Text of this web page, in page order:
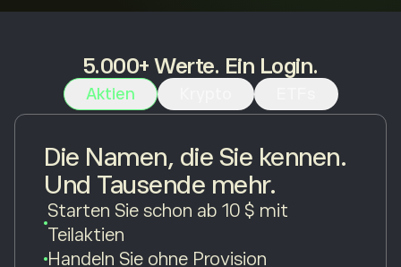
5.000+ Werte. Ein Login.
Aktien
Die Namen, die Sie kennen.
Und Tausende mehr.
Starten Sie schon ab 10 $ mit
Teilaktien
Handeln Sie ohne Provision